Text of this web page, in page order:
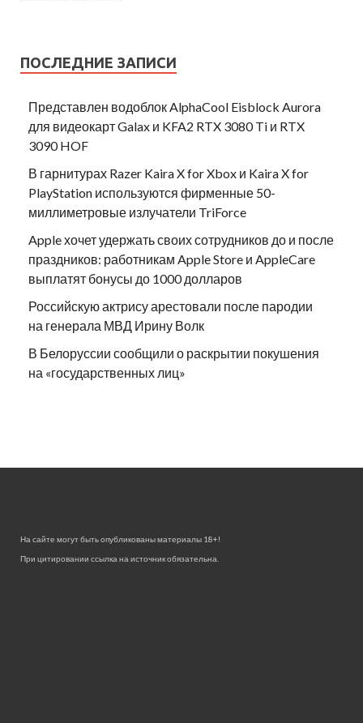
ПОСЛЕДНИЕ ЗАПИСИ
Представлен водоблок AlphaCool Eisblock Aurora
для видеокарт Galax и KFA2 RTX 3080 Ti и RTX
3090 HOF
В гарнитурах Razer Kaira X for Xbox и Kaira X for
PlayStation используются фирменные 50-
миллиметровые излучатели TriForce
Apple хочет удержать своих сотрудников до и после
праздников: работникам Apple Store и AppleCare
выплатят бонусы до 1000 долларов
Российскую актрису арестовали после пародии
на генерала МВД Ирину Волк
В Белоруссии сообщили о раскрытии покушения
на «государственных лиц»
На сайте могут быть опубликованы материалы 18+!
При цитировании ссылка на источник обязательна.